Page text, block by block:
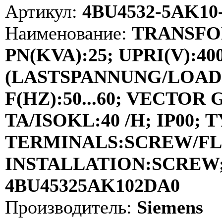
Артикул: 4BU4532-
Наименование:
PN(KVA):25;
(LASTSPANNUNG/
F(HZ):50...60; VECTOR
TA/ISOKL:40 /H; IP00;
TERMINALS:SCREW/
4BU45325AK102DA0
Производитель: Siemens